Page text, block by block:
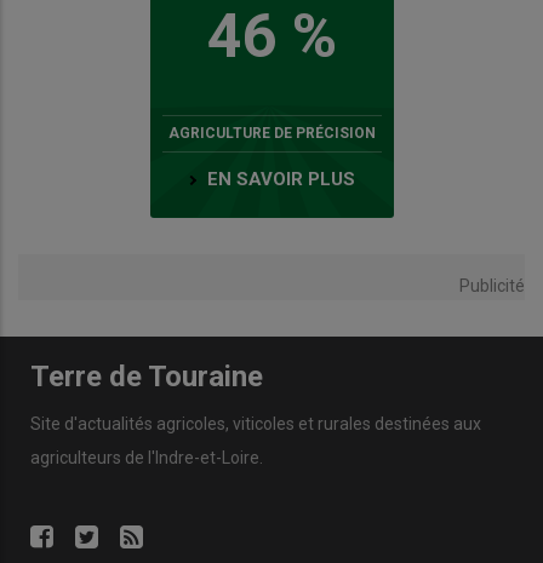
46 %
AGRICULTURE DE PRÉCISION
EN SAVOIR PLUS
Publicité
Terre de Touraine
Site d'actualités agricoles, viticoles et rurales destinées aux
agriculteurs de l'Indre-et-Loire.